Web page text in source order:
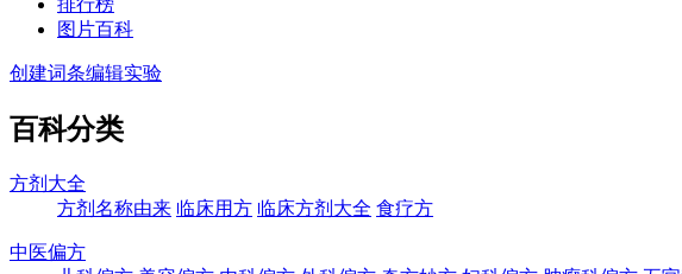
排行榜
图片百科
创建词条编辑实验
百科分类
方剂大全
方剂名称由来 临床用方 临床方剂大全 食疗方
中医偏方